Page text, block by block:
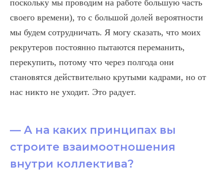
поскольку мы проводим на работе большую часть
своего времени), то с большой долей вероятности
мы будем сотрудничать. Я могу сказать, что моих
рекрутеров постоянно пытаются переманить,
перекупить, потому что через полгода они
становятся действительно крутыми кадрами, но от
нас никто не уходит. Это радует.
— А на каких принципах вы
строите взаимоотношения
внутри коллектива?